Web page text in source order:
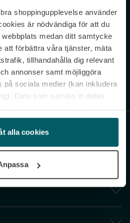
shoppingupplevelse använder
är nödvändiga för att du
medan ditt samtycke
förbättra våra tjänster, mäta
tillhandahålla dig relevant
annonser samt möjliggöra
på sociala medier (kan inkludera
Data som samlas in delas
du samtliga cookies medan du
anpassa användningen av
ditt samtycke när som helst.
alla cookies
newsletter.
du vår Integritetspolicy. Avprenumerera